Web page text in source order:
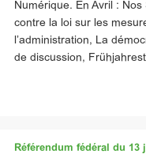
Numérique. En Avril :
contre la loi sur les
l’administration, La
de discussion,
Référendum fédéral du 13